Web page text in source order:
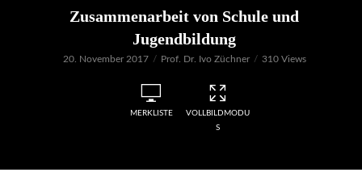
Zusammenarbeit von Schule und
Jugendbildung
20. November 2017 Prof. Dr. Ivo Züchner 310 Views
MERKLISTE
VOLLBILDMODU
S